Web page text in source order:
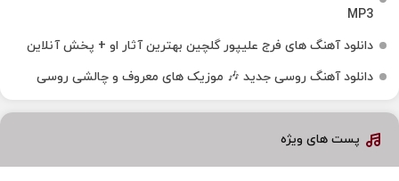
MP3
دانلود آهنگ های فرج علیپور گلچین بهترین آثار او + پخش آنلاین
دانلود آهنگ روسی جدید 🎶 موزیک‌ های معروف و چالشی روسی
پست های ویژه